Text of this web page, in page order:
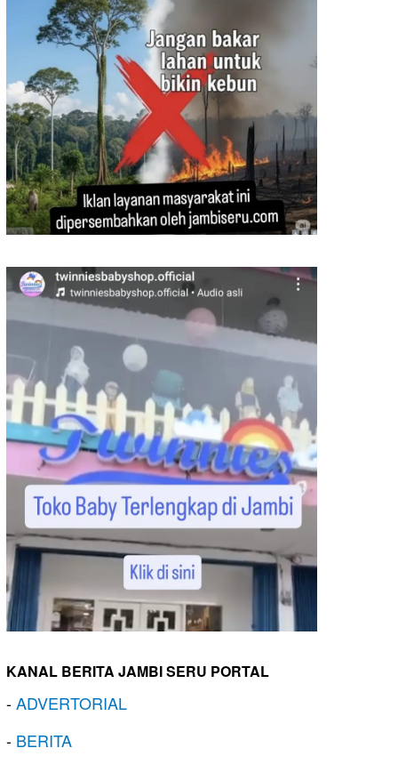
KANAL BERITA JAMBI SERU PORTAL
-ADVERTORIAL
- BERITA